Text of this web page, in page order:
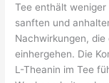
Tee enthält
sanften und
Nachwirkungen,
einhergehen. Die
L-Theanin im Tee